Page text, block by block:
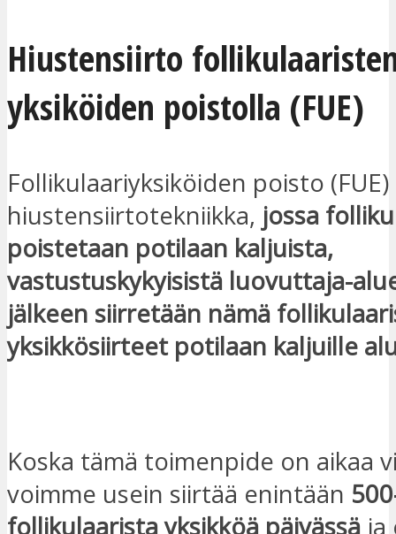
Hiustensiirto
yksiköiden poistolla (FUE)
Follikulaariyksiköiden poisto
hiustensiirtotekniikka, jossa
poistetaan potilaan kaljuista,
vastustuskykyisistä luovuttaja-
jälkeen siirretään nämä
yksikkösiirteet potilaan kaljuille
Koska tämä toimenpide on aikaa
voimme usein siirtää enintään
follikulaarista yksikköä päivässä ja